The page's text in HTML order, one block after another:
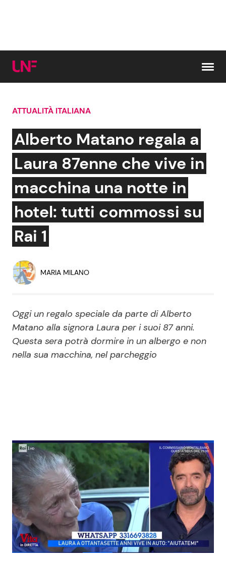
Cerca:
News e Cronaca
Attualità Italiana
Dal Mondo
Economia
Persone Scomparse
Gossip e TV
Bellezze VIP
Soap Opera
ShowBiz Social News
Benessere
Casa
Moda e Style
Mondo Mamma
Cucina e Ricette
Consigli di Cucina
Dolci
Le Ricette in TV
ATTUALITÀ ITALIANA
Alberto Matano regala a
Laura 87enne che vive in
macchina una notte in
hotel: tutti commossi su
Rai 1
MARIA MILANO
Oggi un regalo speciale da parte di Alberto
Matano alla signora Laura per i suoi 87 anni.
Questa sera potrà dormire in un albergo e non
nella sua macchina, nel parcheggio